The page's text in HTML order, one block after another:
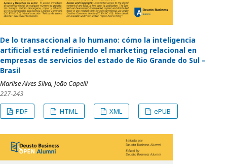
De lo transaccional a lo humano: cómo la inteligencia
artificial está redefiniendo el marketing relacional en
empresas de servicios del estado de Rio Grande do Sul –
Brasil
Marlise Alves Silva, João Capelli
227-243
PDF
HTML XML ePUB